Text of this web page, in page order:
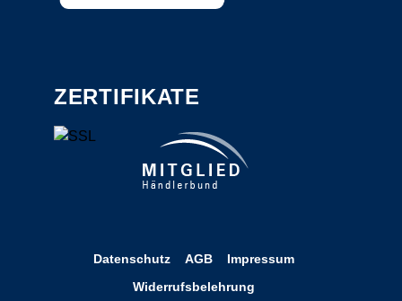
ZERTIFIKATE
Datenschutz AGB
Impressum
Widerrufsbelehrung